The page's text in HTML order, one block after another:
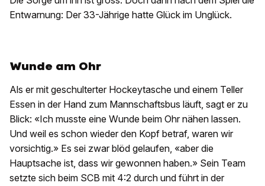
Entwarnung: Der 33-Jährige hatte Glück im Unglück.
Wunde am Ohr
Als er mit geschulterter Hockeytasche und einem Teller
Essen in der Hand zum Mannschaftsbus läuft, sagt er zu
Blick: «Ich musste eine Wunde beim Ohr nähen lassen.
Und weil es schon wieder den Kopf betraf, waren wir
vorsichtig.» Es sei zwar blöd gelaufen, «aber die
Hauptsache ist, dass wir gewonnen haben.» Sein Team
setzte sich beim SCB mit 4:2 durch und führt in der